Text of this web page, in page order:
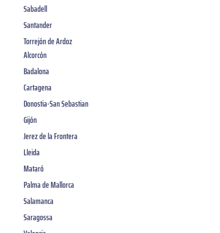
Sabadell
Santander
Torrejón de Ardoz
Alcorcón
Badalona
Cartagena
Donostia-San Sebastian
Gijón
Jerez de la Frontera
Lleida
Mataró
Palma de Mallorca
Salamanca
Saragossa